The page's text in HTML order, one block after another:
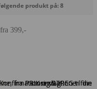
produkt på: 8
399,-